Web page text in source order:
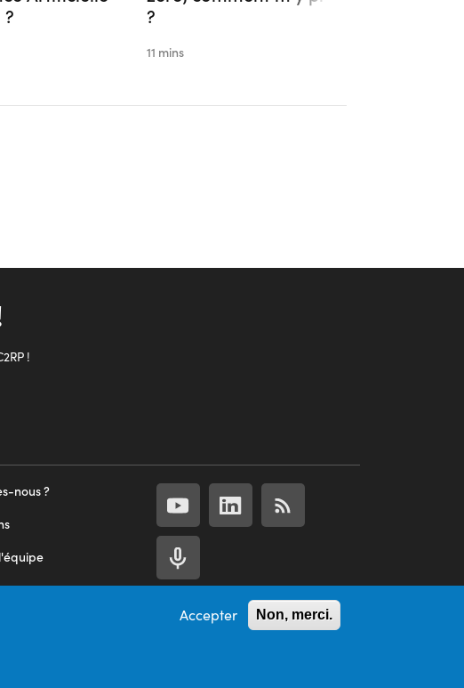
?
11 mins
!
nous ?
Accepter Non, merci.